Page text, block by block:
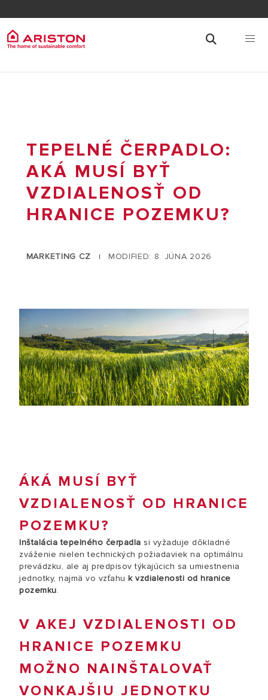
TEPELNÉ ČERPADLO:
AKÁ MUSÍ BYŤ
VZDIALENOSŤ OD
HRANICE POZEMKU?
MARKETING CZ | MODIFIED: 8. JÚNA 2026
ÁKÁ MUSÍ BYŤ
VZDIALENOSŤ OD HRANICE
POZEMKU?
Inštalácia tepelného čerpadla si vyžaduje dôkladné
zváženie nielen technických požiadaviek na optimálnu
prevádzku, ale aj predpisov týkajúcich sa umiestnenia
jednotky, najmä vo vzťahu k vzdialenosti od hranice
pozemku.
V AKEJ VZDIALENOSTI OD
HRANICE POZEMKU
MOŽNO NAINŠTALOVAŤ
VONKAJŠIU JEDNOTKU